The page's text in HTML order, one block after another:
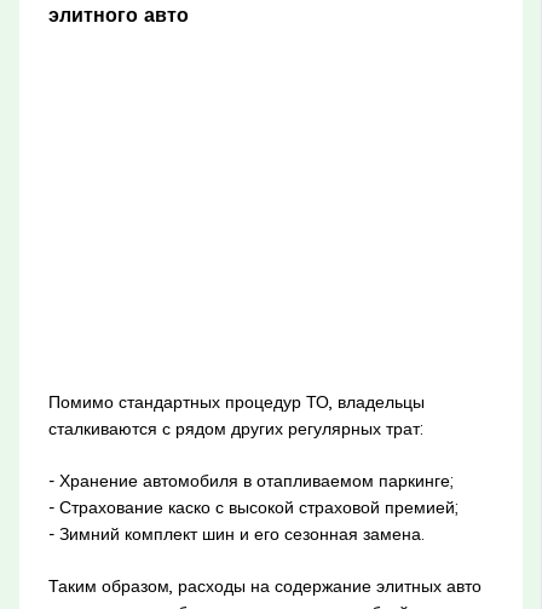
элитного авто
Помимо стандартных процедур ТО, владельцы
сталкиваются с рядом других регулярных трат:
- Хранение автомобиля в отапливаемом паркинге;
- Страхование каско с высокой страховой премией;
- Зимний комплект шин и его сезонная замена.
Таким образом, расходы на содержание элитных авто